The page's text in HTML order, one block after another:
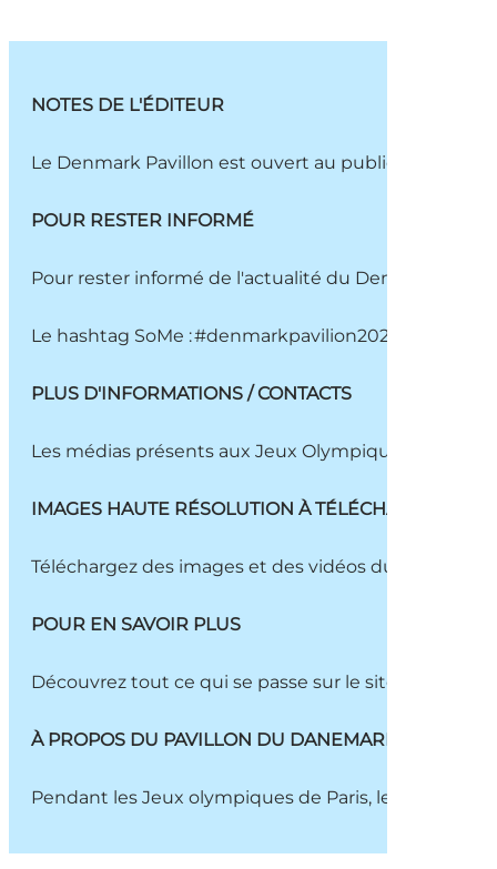
NOTES DE L'ÉDITEUR
Le Denmark Pavillon est ouvert au public du 26
POUR RESTER INFORMÉ
Pour rester informé de l'actualité du Denmark
Le hashtag SoMe : #denmarkpavilion2024
PLUS D'INFORMATIONS / CONTACTS
Les médias présents aux Jeux Olympiques sont
IMAGES HAUTE RÉSOLUTION À TÉLÉCHARGER
Téléchargez des images et des vidéos du Denmark
POUR EN SAVOIR PLUS
Découvrez tout ce qui se passe sur le site
À PROPOS DU PAVILLON DU DANEMARK
Pendant les Jeux olympiques de Paris, les